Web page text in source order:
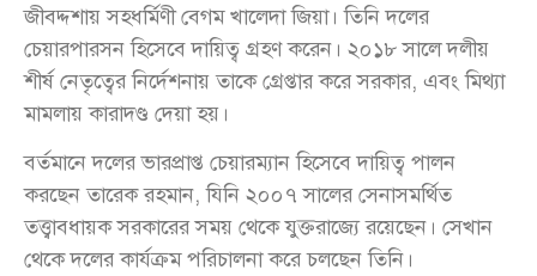
জীবদ্দশায় সহধর্মিণী বেগম খালেদা জিয়া। তিনি দলের
চেয়ারপারসন হিসেবে দায়িত্ব গ্রহণ করেন। ২০১৮ সালে দলীয়
শীর্ষ নেতৃত্বের নির্দেশনায় তাকে গ্রেপ্তার করে সরকার, এবং মিথ্যা
মামলায় কারাদণ্ড দেয়া হয়।
বর্তমানে দলের ভারপ্রাপ্ত চেয়ারম্যান হিসেবে দায়িত্ব পালন
করছেন তারেক রহমান, যিনি ২০০৭ সালের সেনাসমর্থিত
তত্ত্বাবধায়ক সরকারের সময় থেকে যুক্তরাজ্যে রয়েছেন। সেখান
থেকে দলের কার্যক্রম পরিচালনা করে চলছেন তিনি।